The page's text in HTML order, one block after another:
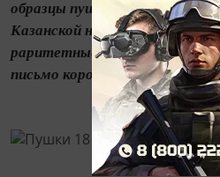
образцы пушек разного
Казанской научно-
раритетные документы,
письмо короля Вестфалии